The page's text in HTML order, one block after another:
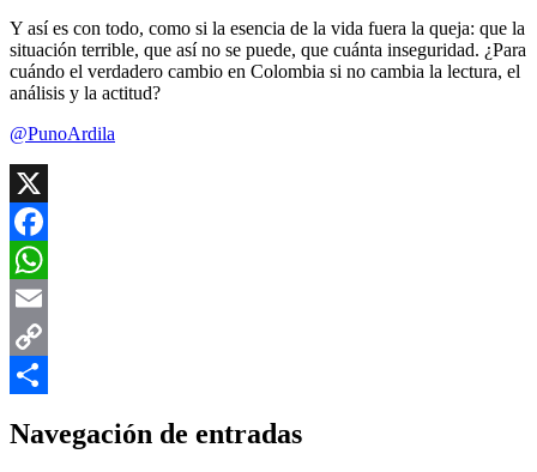
Y así es con todo, como si la esencia de la vida fuera la queja: que la
situación terrible, que así no se puede, que cuánta inseguridad. ¿Para
cuándo el verdadero cambio en Colombia si no cambia la lectura, el
análisis y la actitud?
@PunoArdila
X
Facebook
WhatsApp
Email
Copy
Navegación de entradas